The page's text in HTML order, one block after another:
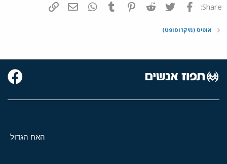
Share: פייסבוק Twitter
Reddit
Pinterest
Tumblr
WhatsAppדואר אלקטרוני
אופיס (מיקרוסופט)
האח הגדול